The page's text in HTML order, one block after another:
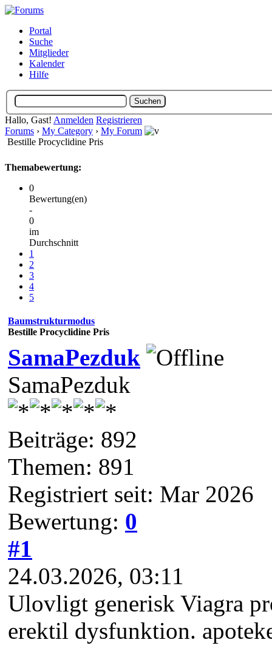
Portal
Suche
Mitglieder
Kalender
Hilfe
Hallo, Gast! Anmelden Registrieren
Forums › My Category › My Forum
Bestille Procyclidine Pris
Themabewertung:
0
Bewertung(en)
-
0
im
Durchschnitt
1
2
3
4
5
Baumstrukturmodus
Bestille Procyclidine Pris
SamaPezduk
SamaPezduk
Beiträge: 892
Themen: 891
Registriert seit: Mar 2026
Bewertung: 0
#1
24.03.2026, 03:11
Ulovligt generisk Viagra
erektil dysfunktion.